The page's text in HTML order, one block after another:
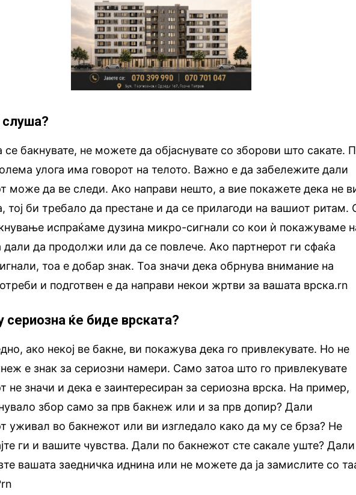
бакнувате, не можете да објаснувате со зборови што сакате.
улога има говорот на телото. Важно е да забележите дали
може да ве следи. Ако направи нешто, а вие покажете дека не
тој би требало да престане и да се прилагоди на вашиот ритам.
испраќаме дузина микро-сигнали со кои ѝ покажуваме
дали да продолжи или да се повлече. Ако партнерот ги сфаќа
тоа е добар знак. Тоа значи дека обрнува внимание на
и подготвен е да направи некои жртви за вашата врска.rn
сериозна ќе биде врската?
ако некој ве бакне, ви покажува дека го привлекувате. Но не
е знак за сериозни намери. Само затоа што го привлекувате
не значи и дека е заинтересиран за сериозна врска. На пример,
збор само за прв бакнеж или и за прв допир? Дали
уживал во бакнежот или ви изгледало како да му се брза? Не
ги и вашите чувства. Дали по бакнежот сте сакале уште? Дали
вашата заедничка иднина или не можете да ја замислите со